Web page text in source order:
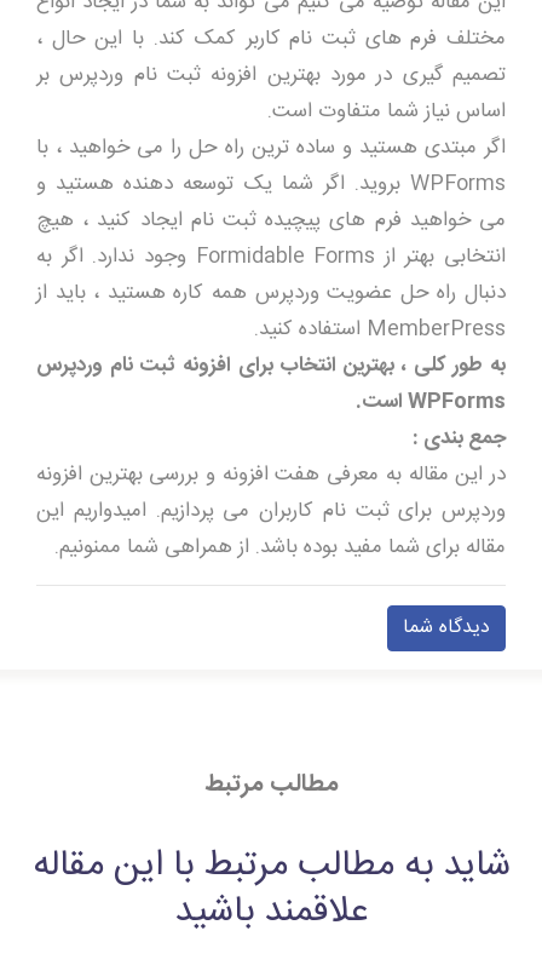
مختلف فرم های ثبت نام کاربر کمک کند. با این حال ،
تصمیم گیری در مورد بهترین افزونه ثبت نام وردپرس بر
اساس نیاز شما متفاوت است.
اگر مبتدی هستید و ساده ترین راه حل را می خواهید ، با
WPForms بروید. اگر شما یک توسعه دهنده هستید و
می خواهید فرم های پیچیده ثبت نام ایجاد کنید ، هیچ
انتخابی بهتر از Formidable Forms وجود ندارد. اگر به
دنبال راه حل عضویت وردپرس همه کاره هستید ، باید از
MemberPress استفاده کنید.
به طور کلی ، بهترین انتخاب برای افزونه ثبت نام وردپرس
WPFormsاست.
جمع بندی :
در این مقاله به معرفی هفت افزونه و بررسی بهترین افزونه
وردپرس برای ثبت نام کاربران می پردازیم. امیدواریم این
مقاله برای شما مفید بوده باشد. از همراهی شما ممنونیم.
دیدگاه شما
مطالب مرتبط
شاید به مطالب مرتبط با این مقاله
علاقمند باشید